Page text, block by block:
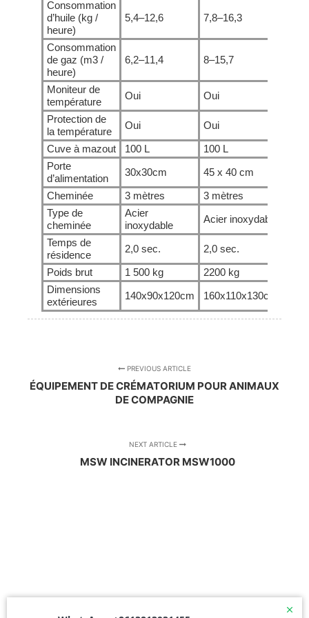
Consommation
d’huile (kg /
heure)
5,4–12,6 7,8–16,3
Consommation
de gaz (m3 /
heure)
6,2–11,4 8–15,7
Moniteur de
température
Oui Oui
Protection de
la température
Oui Oui
Cuve à mazout
100 L 100 L
Porte
d’alimentation
30x30cm 45 x 40 cm
Cheminée
3 mètres 3 mètres
Type de
cheminée
Acier
inoxydable
Acier inoxydable
Temps de
résidence
2,0 sec. 2,0 sec.
Poids brut
1 500 kg 2200 kg
Dimensions
extérieures
140x90x120cm 160x110x130cm
PREVIOUS ARTICLE
ÉQUIPEMENT DE CRÉMATORIUM POUR ANIMAUX
DE COMPAGNIE
NEXT ARTICLE
MSW INCINERATOR MSW1000